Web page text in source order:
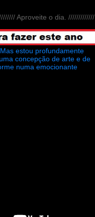
Aproveite o dia. /////////////
estou profundamente
concepção de arte e de
numa emocionante